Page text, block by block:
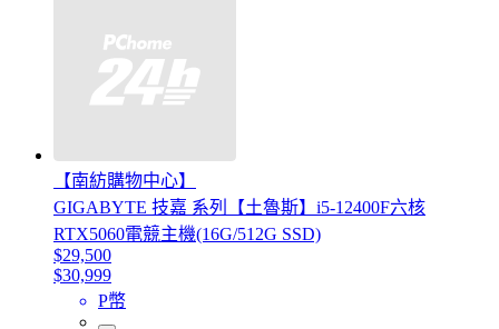
【南紡購物中心】
GIGABYTE 技嘉 系列【土魯斯】i5-12400F六核
RTX5060電競主機(16G/512G SSD)
$29,500
$30,999
P幣